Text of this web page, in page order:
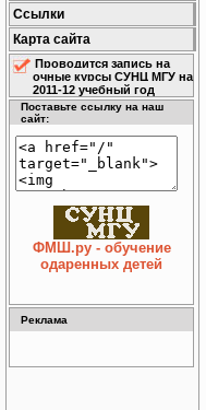
Ссылки
Карта сайта
Проводится запись на
очные курсы СУНЦ МГУ на
2011-12 учебный год
Поставьте ссылку на наш
сайт:
ФМШ.ру - обучение
одаренных детей
Реклама